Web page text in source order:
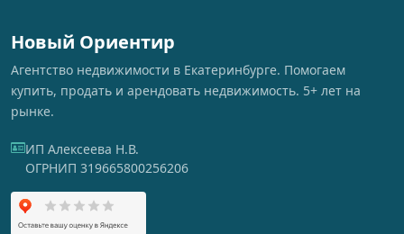
Новый Ориентир
Агентство недвижимости в Екатеринбурге. Помогаем
купить, продать и арендовать недвижимость. 5+ лет на
рынке.
ИП Алексеева Н.В.
ОГРНИП 319665800256206